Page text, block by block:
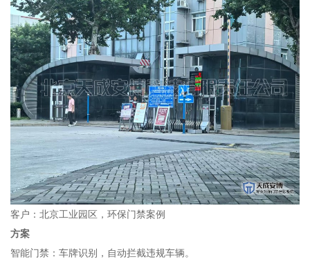
客户：北京工业园区，环保门禁案例
方案
智能门禁：车牌识别，自动拦截违规车辆。